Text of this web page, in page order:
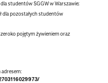
studentów SGGW w Warszawie;
dla pozostałych studentów
pojętym żywieniem oraz
adresem: